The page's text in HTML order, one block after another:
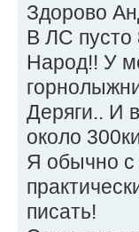
Здорово
В ЛС пусто
Народ!! У
Деряги.. И
около
Я обычно с
писать!